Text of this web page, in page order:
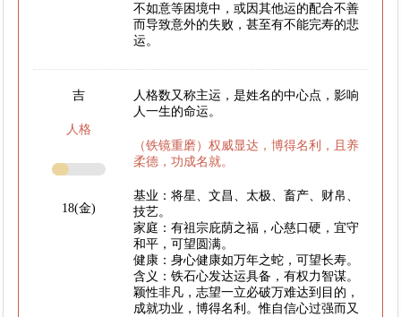
不如意等困境中，或因其他运的配合不善
而导致意外的失败，甚至有不能完寿的悲
运。
吉
人格
18(金)
人格数又称主运，是姓名的中心点，影响
人一生的命运。
（铁镜重磨）权威显达，博得名利，且养
柔德，功成名就。
基业：将星、文昌、太极、畜产、财帛、
技艺。
家庭：有祖宗庇荫之福，心慈口硬，宜守
和平，可望圆满。
健康：身心健康如万年之蛇，可望长寿。
含义：铁石心发达运具备，有权力智谋。
颖性非凡，志望一立必破万难达到目的，
成就功业，博得名利。惟自信心过强而又